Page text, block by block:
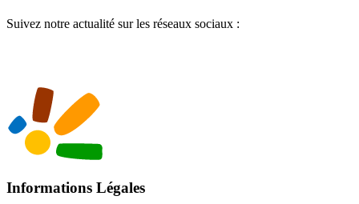
Suivez notre actualité sur les réseaux sociaux :
Informations Légales